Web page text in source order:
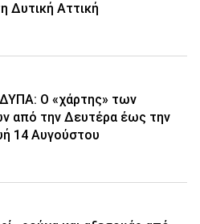
Δυτική Αττική
Ο «χάρτης» των
από την Δευτέρα έως την
14 Αυγούστου